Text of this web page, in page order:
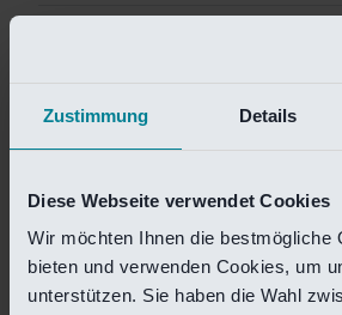
Zustimmung Details
Diese Webseite verwendet Cookies
Wir möchten Ihnen die bestmögliche
bieten und verwenden Cookies, um
unterstützen. Sie haben die Wahl
Helaas is deze